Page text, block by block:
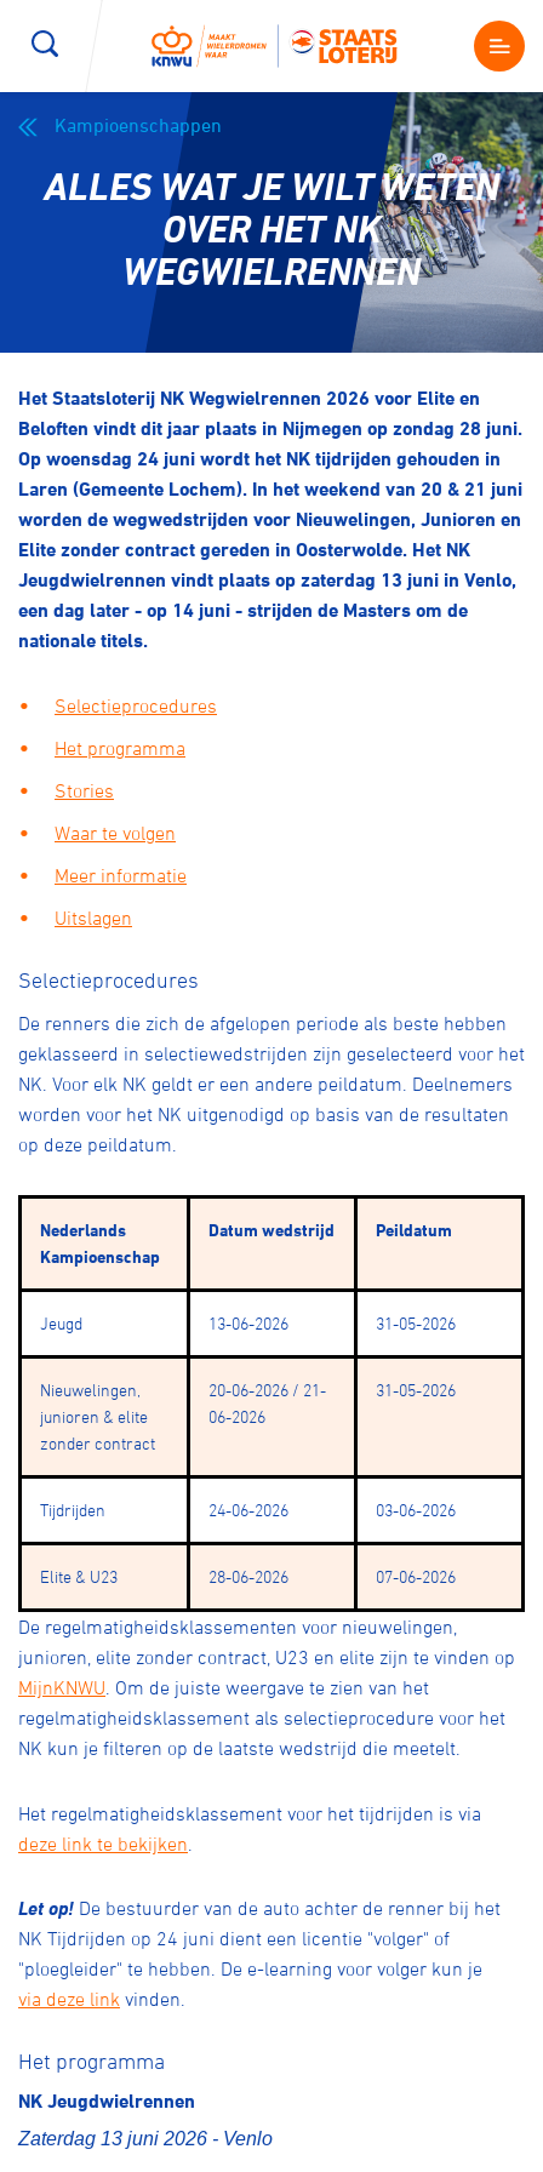
Kenniscentrum
Magazine
Shop
Producten en diensten
Contact
Over ons
Lid worden
Kampioenschappen
ALLES WAT JE WILT WETEN
OVER HET NK
WEGWIELRENNEN
Het Staatsloterij NK Wegwielrennen 2026 voor Elite en
Beloften vindt dit jaar plaats in Nijmegen op zondag 28 juni.
Op woensdag 24 juni wordt het NK tijdrijden gehouden in
Laren (Gemeente Lochem). In het weekend van 20 & 21 juni
worden de wegwedstrijden voor Nieuwelingen, Junioren en
Elite zonder contract gereden in Oosterwolde. Het NK
Jeugdwielrennen vindt plaats op zaterdag 13 juni in Venlo,
een dag later - op 14 juni - strijden de Masters om de
nationale titels.
Selectieprocedures
Het programma
Stories
Waar te volgen
Meer informatie
Uitslagen
Selectieprocedures
De renners die zich de afgelopen periode als beste hebben
geklasseerd in selectiewedstrijden zijn geselecteerd voor het
NK. Voor elk NK geldt er een andere peildatum. Deelnemers
worden voor het NK uitgenodigd op basis van de resultaten
op deze peildatum.
Nederlands
Kampioenschap
Datum wedstrijd Peildatum
Jeugd 13-06-2026 31-05-2026
Nieuwelingen,
junioren & elite
zonder contract
20-06-2026 / 21-
06-2026
31-05-2026
Tijdrijden 24-06-2026 03-06-2026
Elite & U23 28-06-2026 07-06-2026
De regelmatigheidsklassementen voor nieuwelingen,
junioren, elite zonder contract, U23 en elite zijn te vinden op
MijnKNWU . Om de juiste weergave te zien van het
regelmatigheidsklassement als selectieprocedure voor het
NK kun je filteren op de laatste wedstrijd die meetelt.
Het regelmatigheidsklassement voor het tijdrijden is via
deze link te bekijken
Let op! De bestuurder van de auto achter de renner bij het
NK Tijdrijden op 24 juni dient een licentie "volger" of
"ploegleider" te hebben. De e-learning voor volger kun je
via deze link vinden.
Het programma
NK Jeugdwielrennen
Zaterdag 13 juni 2026 - Venlo
Wegwielrennen Mountainbiken
E-Racing
Kunstwielrijden ID-Cycling
Gravel
Veldrijden Biketrial
Pumptrack Fixed gear